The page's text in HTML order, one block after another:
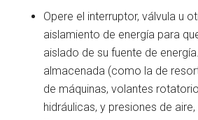
Opere el interruptor, válvula u
aislamiento de energía para
aislado de su fuente de
almacenada (como la de
de máquinas, volantes
hidráulicas, y presiones de